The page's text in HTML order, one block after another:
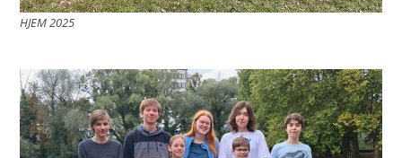
HJEM 2025